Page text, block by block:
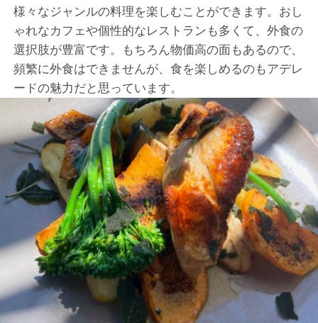
様々なジャンルの料理を楽しむことができます。おし
ゃれなカフェや個性的なレストランも多くて、外食の
選択肢が豊富です。もちろん物価高の面もあるので、
頻繁に外食はできませんが、食を楽しめるのもアデレ
ードの魅力だと思っています。